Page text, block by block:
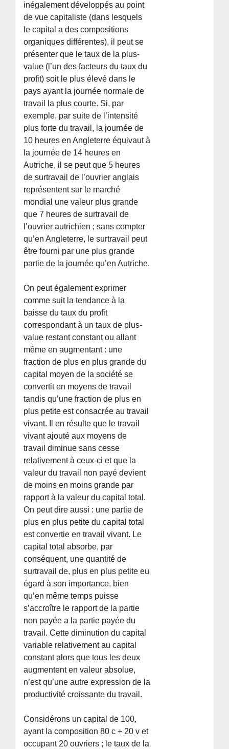
inégalement développés au point
de vue capitaliste (dans lesquels
le capital a des compositions
organiques différentes), il peut se
présenter que le taux de la plus-
value (l’un des facteurs du taux du
profit) soit le plus élevé dans le
pays ayant la journée normale de
travail la plus courte. Si, par
exemple, par suite de l’intensité
plus forte du travail, la journée de
10 heures en Angleterre équivaut à
la journée de 14 heures en
Autriche, il se peut que 5 heures
de surtravail de l’ouvrier anglais
représentent sur le marché
mondial une valeur plus grande
que 7 heures de surtravail de
l’ouvrier autrichien ; sans compter
qu’en Angleterre, le surtravail peut
être fourni par une plus grande
partie de la journée qu’en Autriche.
On peut également exprimer
comme suit la tendance à la
baisse du taux du profit
correspondant à un taux de plus-
value restant constant ou allant
même en augmentant : une
fraction de plus en plus grande du
capital moyen de la société se
convertit en moyens de travail
tandis qu’une fraction de plus en
plus petite est consacrée au travail
vivant. Il en résulte que le travail
vivant ajouté aux moyens de
travail diminue sans cesse
relativement à ceux-ci et que la
valeur du travail non payé devient
de moins en moins grande par
rapport à la valeur du capital total.
On peut dire aussi : une partie de
plus en plus petite du capital total
est convertie en travail vivant. Le
capital total absorbe, par
conséquent, une quantité de
surtravail de, plus en plus petite eu
égard à son importance, bien
qu’en même temps puisse
s’accroître le rapport de la partie
non payée a la partie payée du
travail. Cette diminution du capital
variable relativement au capital
constant alors que tous les deux
augmentent en valeur absolue,
n’est qu’une autre expression de la
productivité croissante du travail.
Considérons un capital de 100,
ayant la composition 80 c + 20 v et
occupant 20 ouvriers ; le taux de la